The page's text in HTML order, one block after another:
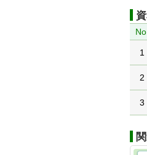
1
2
3